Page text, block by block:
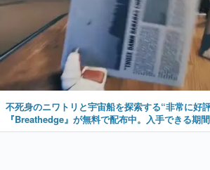
不死身のニワトリと宇宙船を探索する“非常に好
『Breathedge』が無料で配布中。入手できる期